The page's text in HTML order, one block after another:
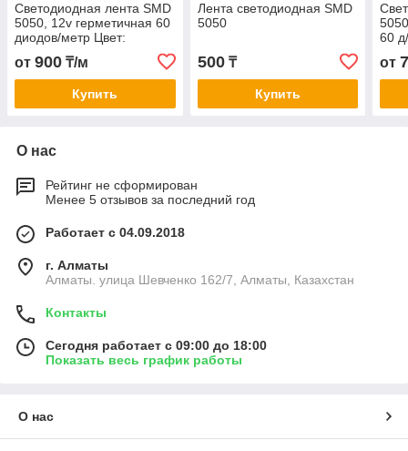
Светодиодная лента SMD
5050, 12v герметичная 60
диодов/метр Цвет:
Белый,зеленый,красный,синий,желтый
от 900 ₸/м
Купить
Лента светодиодная SMD
5050
500₸
Купить
60
от
О нас
Рейтинг не сформирован
Менее 5 отзывов за последний год
Работает с 04.09.2018
г. Алматы
Алматы. улица Шевченко 162/7, Алматы, Казахстан
Контакты
Сегодня работает с 09:00 до 18:00
Показать весь график работы
О нас